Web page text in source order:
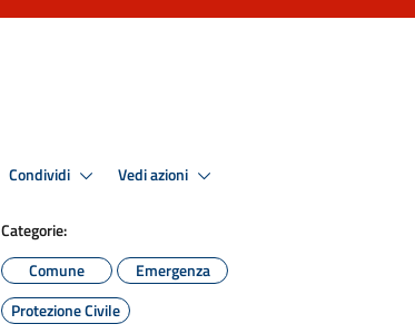
Condividi Vedi azioni
Categorie:
Comune
Emergenza
Protezione Civile